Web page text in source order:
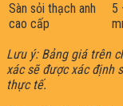
Sàn sỏi thạch anh
cao cấp
5
Lưu ý: Bảng giá trên
xác sẽ được xác định
thực tế.